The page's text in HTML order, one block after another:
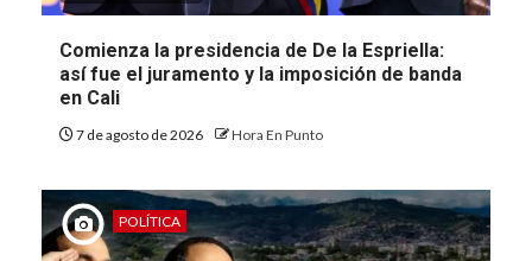
Comienza la presidencia de De la Espriella:
así fue el juramento y la imposición de banda
en Cali
7 de agosto de 2026 Hora En Punto
POLÍTICA